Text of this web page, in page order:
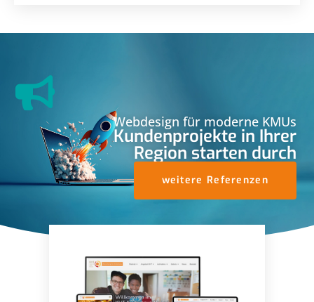
Webdesign für moderne KMUs
Kundenprojekte in Ihrer
Region starten durch
weitere Referenzen